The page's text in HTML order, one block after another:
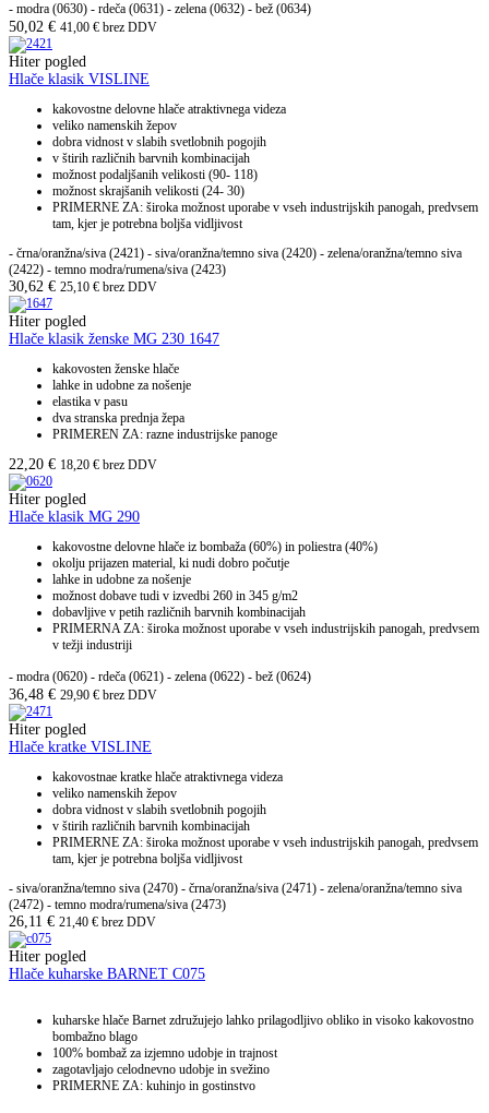
- modra (0630) - rdeča (0631) - zelena (0632) - bež (0634)
50,02 € 41,00 € brez DDV
Hiter pogled
Hlače klasik VISLINE
kakovostne delovne hlače atraktivnega videza
veliko namenskih žepov
dobra vidnost v slabih svetlobnih pogojih
v štirih različnih barvnih kombinacijah
možnost podaljšanih velikosti (90- 118)
možnost skrajšanih velikosti (24- 30)
PRIMERNE ZA: široka možnost uporabe v vseh industrijskih panogah, predvsem
tam, kjer je potrebna boljša vidljivost
- črna/oranžna/siva (2421) - siva/oranžna/temno siva (2420) - zelena/oranžna/temno siva
(2422) - temno modra/rumena/siva (2423)
30,62 € 25,10 € brez DDV
Hiter pogled
Hlače klasik ženske MG 230 1647
kakovosten ženske hlače
lahke in udobne za nošenje
elastika v pasu
dva stranska prednja žepa
PRIMEREN ZA: razne industrijske panoge
22,20 € 18,20 € brez DDV
Hiter pogled
Hlače klasik MG 290
kakovostne delovne hlače iz bombaža (60%) in poliestra (40%)
okolju prijazen material, ki nudi dobro počutje
lahke in udobne za nošenje
možnost dobave tudi v izvedbi 260 in 345 g/m2
dobavljive v petih različnih barvnih kombinacijah
PRIMERNA ZA: široka možnost uporabe v vseh industrijskih panogah, predvsem
v težji industriji
- modra (0620) - rdeča (0621) - zelena (0622) - bež (0624)
36,48 € 29,90 € brez DDV
Hiter pogled
Hlače kratke VISLINE
kakovostnae kratke hlače atraktivnega videza
veliko namenskih žepov
dobra vidnost v slabih svetlobnih pogojih
v štirih različnih barvnih kombinacijah
PRIMERNE ZA: široka možnost uporabe v vseh industrijskih panogah, predvsem
tam, kjer je potrebna boljša vidljivost
- siva/oranžna/temno siva (2470) - črna/oranžna/siva (2471) - zelena/oranžna/temno siva
(2472) - temno modra/rumena/siva (2473)
26,11 € 21,40 € brez DDV
Hiter pogled
Hlače kuharske BARNET C075
kuharske hlače Barnet združujejo lahko prilagodljivo obliko in visoko kakovostno
bombažno blago
100% bombaž za izjemno udobje in trajnost
zagotavljajo celodnevno udobje in svežino
PRIMERNE ZA: kuhinjo in gostinstvo